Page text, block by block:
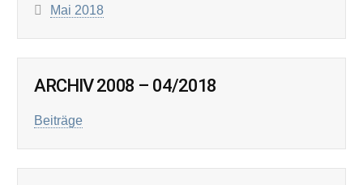
Mai 2018
ARCHIV 2008 – 04/2018
Beiträge